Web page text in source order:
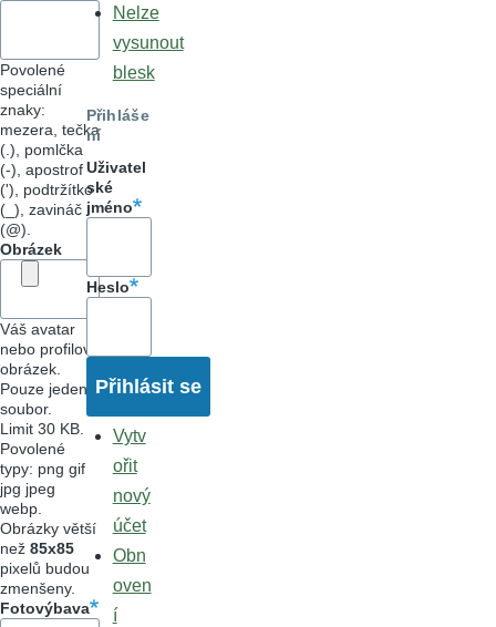
Povolené
speciální
znaky:
mezera, tečka
(.), pomlčka
(-), apostrof
('), podtržítko
(_), zavináč
(@).
Obrázek
Váš avatar
nebo profilový
obrázek.
Pouze jeden
soubor.
Limit 30 KB.
Povolené
typy: png gif
jpg jpeg
webp.
Obrázky větší
než 85x85
pixelů budou
zmenšeny.
Fotovýbava
Nelze
vysunout
blesk
Přihláše
ní
Uživatel
ské
jméno
Heslo
Vytv
ořit
nový
účet
Obn
oven
í